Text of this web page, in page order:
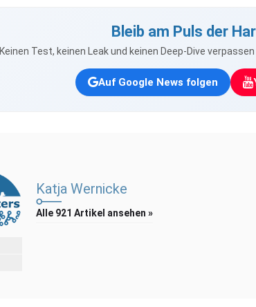
Bleib am Puls der
Keinen Test, keinen Leak und keinen Deep-Dive
Auf Google News folgen
Katja Wernicke
Alle 921 Artikel ansehen »